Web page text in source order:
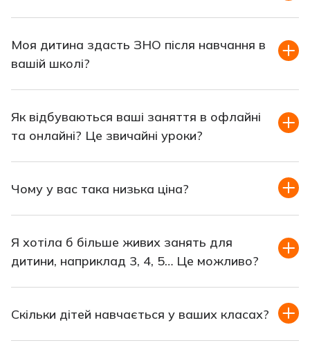
Моя дитина здасть ЗНО після навчання в
вашій школі?
Як відбуваються ваші заняття в офлайні
та онлайні? Це звичайні уроки?
Чому у вас така низька ціна?
Я хотіла б більше живих занять для
дитини, наприклад 3, 4, 5… Це можливо?
Скільки дітей навчається у ваших класах?